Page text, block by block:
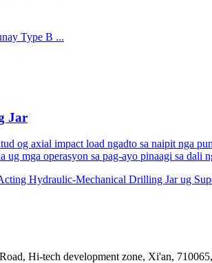
Jar
og axial impact load ngadto sa naipit nga
ug mga operasyon sa pag-ayo pinaagi sa dali
Hydraulic-Mechanical Drilling Jar ug
Hi-tech development zone, Xi'an,